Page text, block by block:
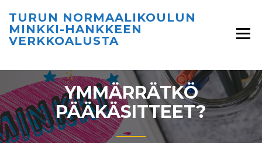
TURUN NORMAALIKOULUN
MINKKI-HANKKEEN
VERKKOALUSTA
YMMÄRRÄTKÖ
PÄÄKÄSITTEET?